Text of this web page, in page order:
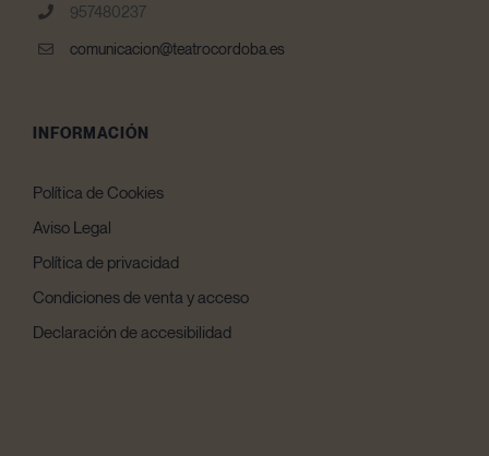
957480237
comunicacion@teatrocordoba.es
INFORMACIÓN
Política de Cookies
Aviso Legal
Política de privacidad
Condiciones de venta y acceso
Declaración de accesibilidad